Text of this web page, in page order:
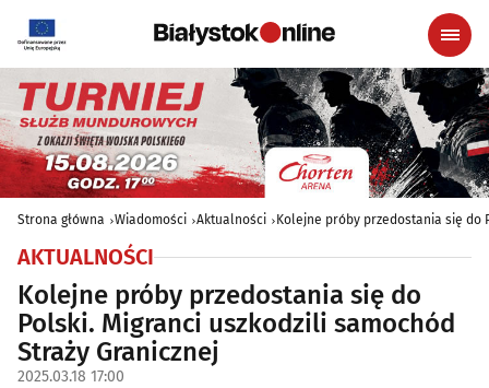
Strona główna Wiadomości Aktualności Kolejne próby przedostania się do
AKTUALNOŚCI
Kolejne próby przedostania się do
Polski. Migranci uszkodzili samochód
Straży Granicznej
2025.03.18 17:00